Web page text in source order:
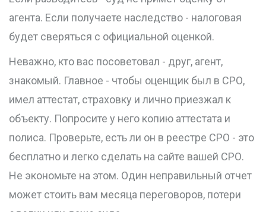
агента. Если получаете наследство - налоговая
будет сверяться с официальной оценкой.
Неважно, кто вас посоветовал - друг, агент,
знакомый. Главное - чтобы оценщик был в СРО,
имел аттестат, страховку и лично приезжал к
объекту. Попросите у него копию аттестата и
полиса. Проверьте, есть ли он в реестре СРО - это
бесплатно и легко сделать на сайте вашей СРО.
Не экономьте на этом. Один неправильный отчет
может стоить вам месяца переговоров, потери